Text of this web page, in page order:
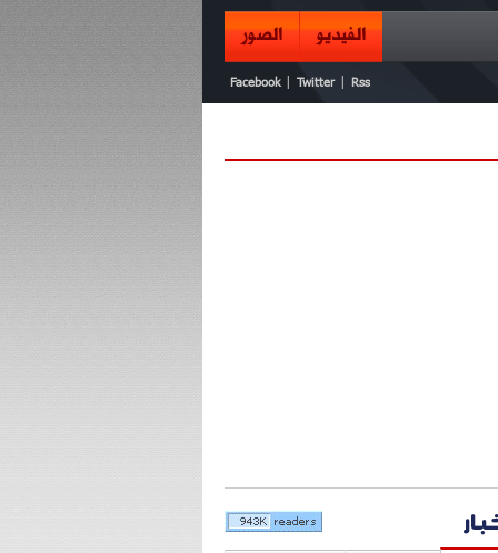
الفيديو الصور
Facebook Twitter Rss